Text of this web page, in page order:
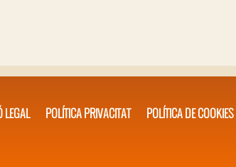
LEGAL POLÍTICA PRIVACITAT POLÍTICA DE COOKIES